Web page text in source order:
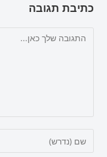
כתיבת תגובה